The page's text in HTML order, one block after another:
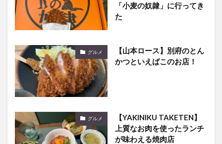
「小麦の奴隷」に行ってき
た
グルメ
【山本ロース】別府のとん
かつといえばこのお店！
グルメ
【YAKINIKU TAKETEN】
上質なお肉を使ったランチ
が味わえる焼肉店